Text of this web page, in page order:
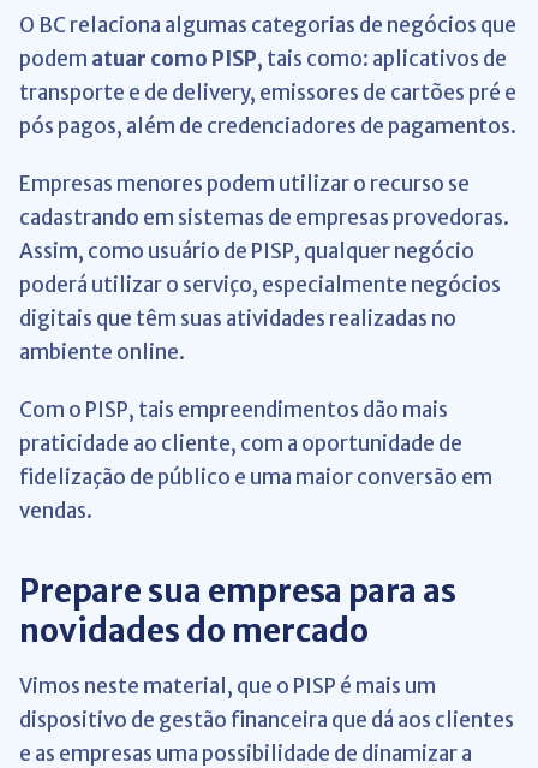
O BC relaciona algumas categorias de negócios que
podem atuar como PISP, tais como: aplicativos de
transporte e de delivery, emissores de cartões pré e
pós pagos, além de credenciadores de pagamentos.
Empresas menores podem utilizar o recurso se
cadastrando em sistemas de empresas provedoras.
Assim, como usuário de PISP, qualquer negócio
poderá utilizar o serviço, especialmente negócios
digitais que têm suas atividades realizadas no
ambiente online.
Com o PISP, tais empreendimentos dão mais
praticidade ao cliente, com a oportunidade de
fidelização de público e uma maior conversão em
vendas.
Prepare sua empresa para as
novidades do mercado
Vimos neste material, que o PISP é mais um
dispositivo de gestão financeira que dá aos clientes
e as empresas uma possibilidade de dinamizar a